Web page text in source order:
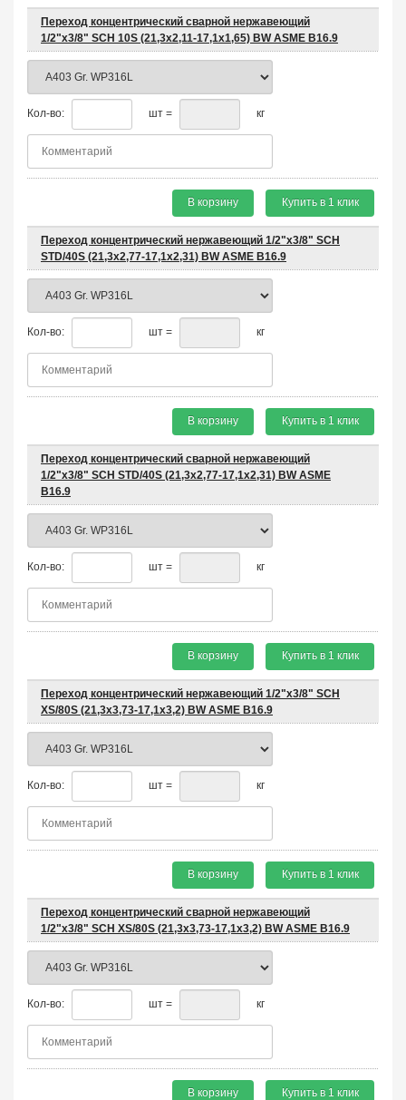
Переход концентрический сварной нержавеющий
1/2"х3/8" SCH 10S (21,3x2,11-17,1x1,65) BW ASME B16.9
Кол-во: шт = кг
В корзину Купить в 1 клик
Переход концентрический нержавеющий 1/2"х3/8" SCH
STD/40S (21,3x2,77-17,1x2,31) BW ASME B16.9
Кол-во: шт = кг
В корзину Купить в 1 клик
Переход концентрический сварной нержавеющий
1/2"х3/8" SCH STD/40S (21,3x2,77-17,1x2,31) BW ASME
B16.9
Кол-во: шт = кг
В корзину Купить в 1 клик
Переход концентрический нержавеющий 1/2"х3/8" SCH
XS/80S (21,3x3,73-17,1x3,2) BW ASME B16.9
Кол-во: шт = кг
В корзину Купить в 1 клик
Переход концентрический сварной нержавеющий
1/2"х3/8" SCH XS/80S (21,3x3,73-17,1x3,2) BW ASME B16.9
Кол-во: шт = кг
В корзину Купить в 1 клик